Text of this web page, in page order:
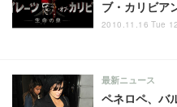
ブ・カリビア
2010.11.16 Tue
ペネロペ、バ
最新ニュース